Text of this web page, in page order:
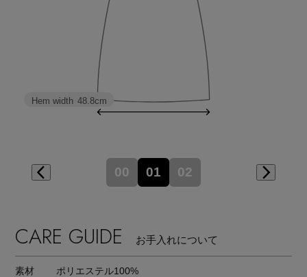
Hem width 48.8cm
00 01 02
CARE GUIDE お手入れについて
素材 ポリエステル100%